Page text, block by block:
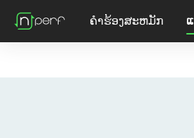
ຄໍາຮ້ອງສະຫມັກ